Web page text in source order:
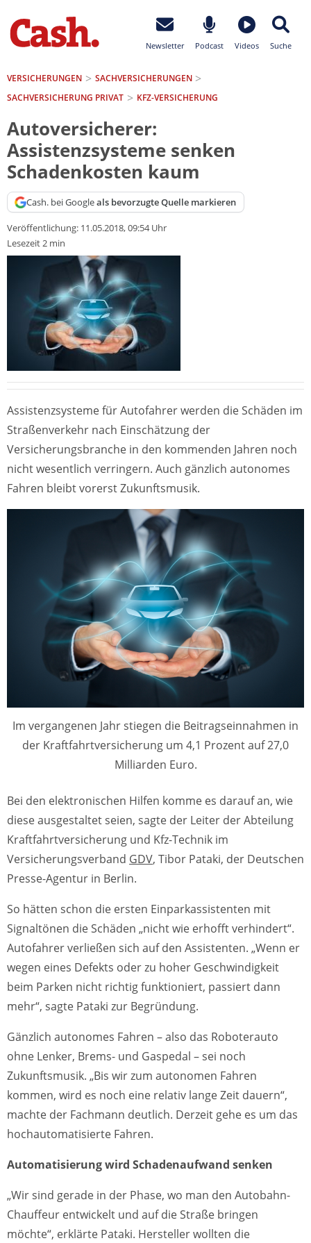
Newsletter Podcast Videos Suche
VERSICHERUNGEN
SACH­VERSICHERUNGEN
SACHVERSICHERUNG PRIVAT
KFZ-VERSICHERUNG
Autoversicherer:
Assistenzsysteme senken
Schadenkosten kaum
Cash. bei Googleals bevorzugte Quelle markieren
Veröffentlichung: 11.05.2018, 09:54 Uhr
Lesezeit 2 min
Assistenzsysteme für Autofahrer werden die Schäden im
Straßenverkehr nach Einschätzung der
Versicherungsbranche in den kommenden Jahren noch
nicht wesentlich verringern. Auch gänzlich autonomes
Fahren bleibt vorerst Zukunftsmusik.
Im vergangenen Jahr stiegen die Beitragseinnahmen in
der Kraftfahrtversicherung um 4,1 Prozent auf 27,0
Milliarden Euro.
Bei den elektronischen Hilfen komme es darauf an, wie
diese ausgestaltet seien, sagte der Leiter der Abteilung
Kraftfahrtversicherung und Kfz-Technik im
Versicherungsverband GDV, Tibor Pataki, der Deutschen
Presse-Agentur in Berlin.
So hätten schon die ersten Einparkassistenten mit
Signaltönen die Schäden „nicht wie erhofft verhindert“.
Autofahrer verließen sich auf den Assistenten. „Wenn er
wegen eines Defekts oder zu hoher Geschwindigkeit
beim Parken nicht richtig funktioniert, passiert dann
mehr“, sagte Pataki zur Begründung.
Gänzlich autonomes Fahren – also das Roboterauto
ohne Lenker, Brems- und Gaspedal – sei noch
Zukunftsmusik. „Bis wir zum autonomen Fahren
kommen, wird es noch eine relativ lange Zeit dauern“,
machte der Fachmann deutlich. Derzeit gehe es um das
hochautomatisierte Fahren.
Automatisierung wird Schadenaufwand senken
„Wir sind gerade in der Phase, wo man den Autobahn-
Chauffeur entwickelt und auf die Straße bringen
möchte“, erklärte Pataki. Hersteller wollten die